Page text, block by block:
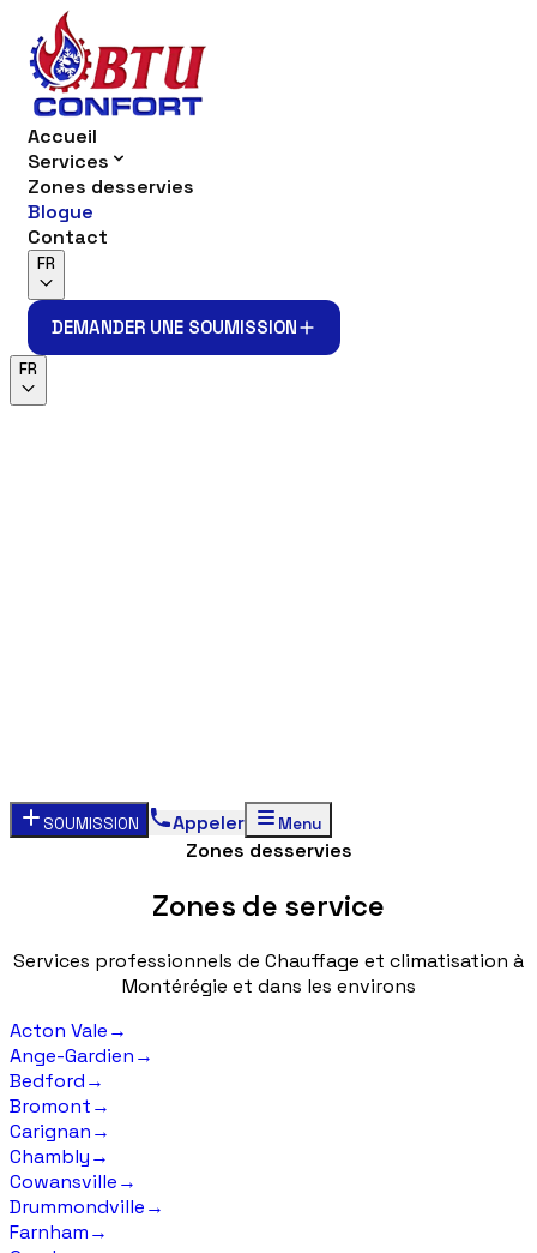
Accueil
Services
Zones desservies
Blogue
Contact
FR
DEMANDER UNE SOUMISSION
FR
SOUMISSION Appeler Menu
Zones desservies
Zones de service
Services professionnels de Chauffage et climatisation à
Montérégie et dans les environs
Acton Vale→
Ange-Gardien→
Bedford→
Bromont→
Carignan→
Chambly→
Cowansville→
Drummondville→
Farnham→